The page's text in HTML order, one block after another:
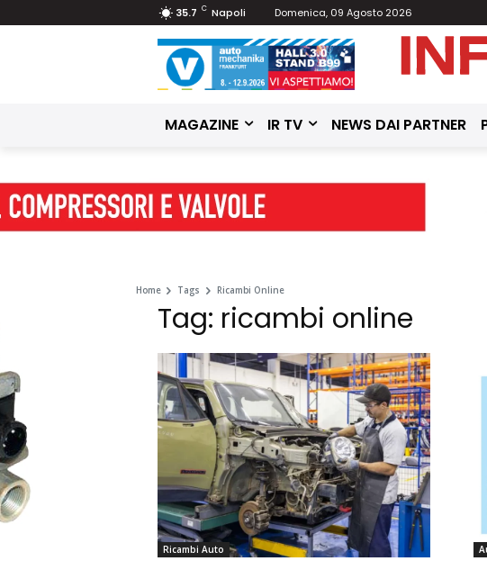
35.7 C Napoli Domenica, 09 Agosto 2026
MAGAZINE IR TV NEWS DAI PARTNER
Home Tags Ricambi Online
Tag: ricambi online
Ricambi Auto